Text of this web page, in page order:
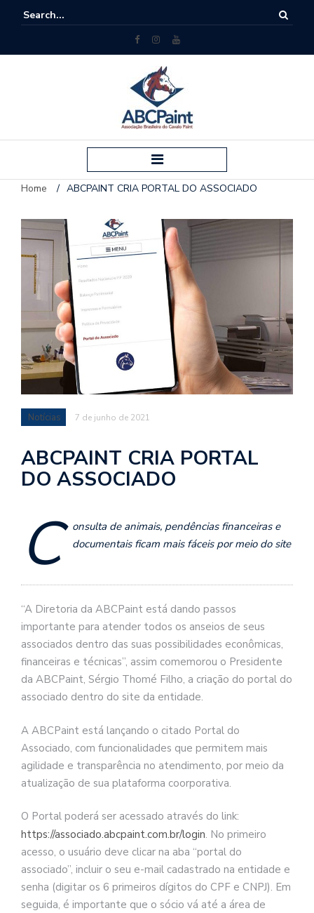
Home / ABCPAINT CRIA PORTAL DO ASSOCIADO
Notícias 7 de junho de 2021
ABCPAINT CRIA PORTAL
DO ASSOCIADO
C
onsulta de animais, pendências financeiras e
documentais ficam mais fáceis por meio do site
“A Diretoria da ABCPaint está dando passos
importante para atender todos os anseios de seus
associados dentro das suas possibilidades econômicas,
financeiras e técnicas”, assim comemorou o Presidente
da ABCPaint, Sérgio Thomé Filho, a criação do portal do
associado dentro do site da entidade.
A ABCPaint está lançando o citado Portal do
Associado, com funcionalidades que permitem mais
agilidade e transparência no atendimento, por meio da
atualização de sua plataforma coorporativa.
O Portal poderá ser acessado através do link:
https://associado.abcpaint.com.br/login. No primeiro
acesso, o usuário deve clicar na aba “portal do
associado”, incluir o seu e-mail cadastrado na entidade e
senha (digitar os 6 primeiros dígitos do CPF e CNPJ). Em
seguida, é importante que o sócio vá até a área de